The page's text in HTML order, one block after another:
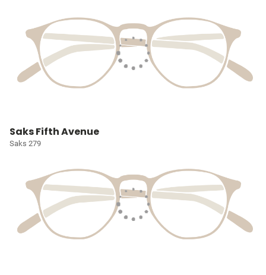
Saks Fifth Avenue
Saks 279